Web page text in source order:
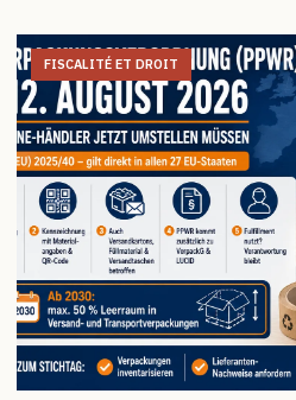
FISCALITÉ ET DROIT